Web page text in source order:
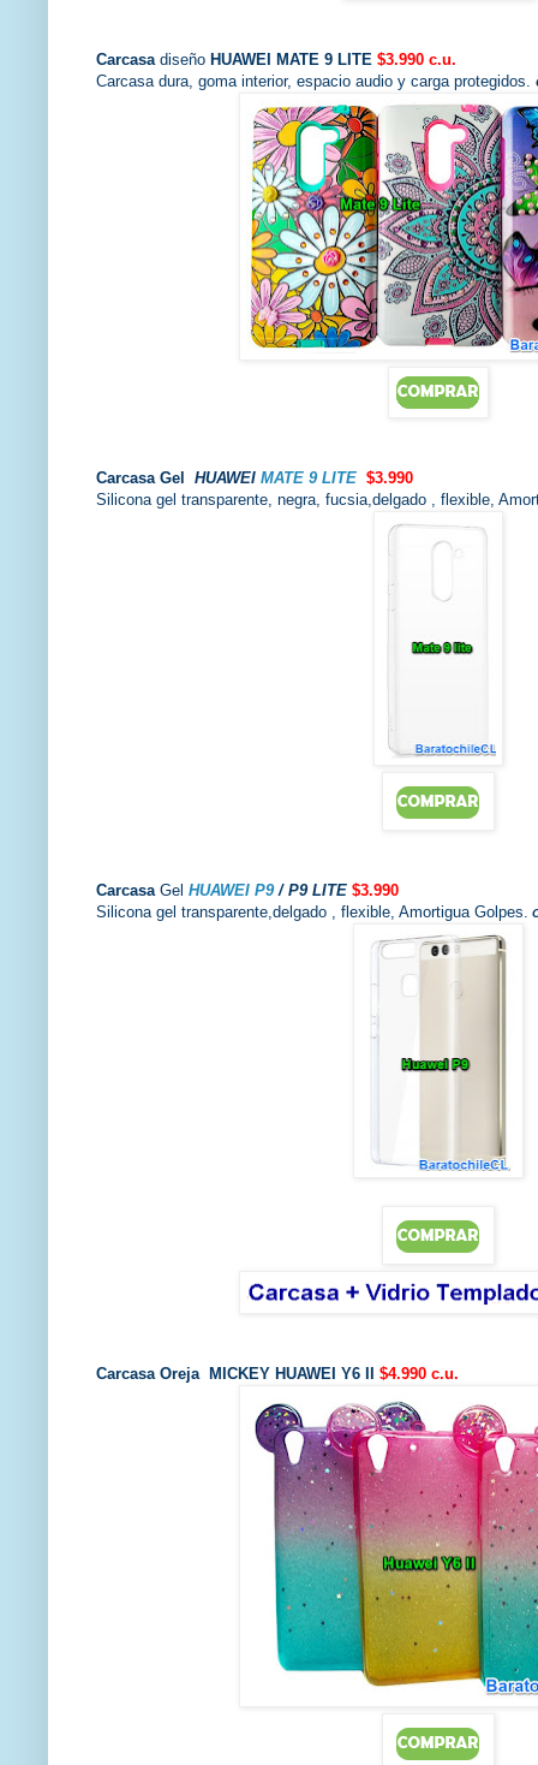
Carcasa diseño HUAWEI MATE 9 LITE $3.990 c.u.
Carcasa dura, goma interior, espacio audio y carga protegidos.
Carcasa Gel HUAWEI MATE 9 LITE $3.990
Silicona gel transparente, negra, fucsia,delgado , flexible,
Carcasa Gel HUAWEI P9/ P9 LITE $3.990
Silicona gel transparente,delgado , flexible, Amortigua Golpes.
Carcasa Oreja MICKEY HUAWEI Y6 II $4.990 c.u.